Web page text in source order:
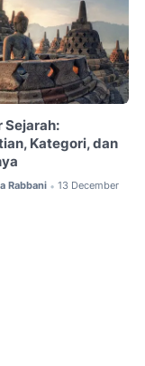
Sejarah:
Kategori, dan
Rabbani • 13 December